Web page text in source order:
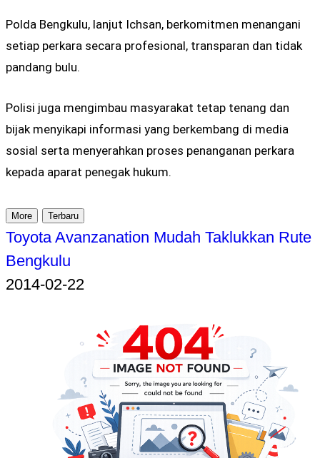
Polda Bengkulu, lanjut Ichsan, berkomitmen menangani
setiap perkara secara profesional, transparan dan tidak
pandang bulu.
Polisi juga mengimbau masyarakat tetap tenang dan
bijak menyikapi informasi yang berkembang di media
sosial serta menyerahkan proses penanganan perkara
kepada aparat penegak hukum.
More Terbaru
Toyota Avanzanation Mudah Taklukkan Rute
Bengkulu
2014-02-22